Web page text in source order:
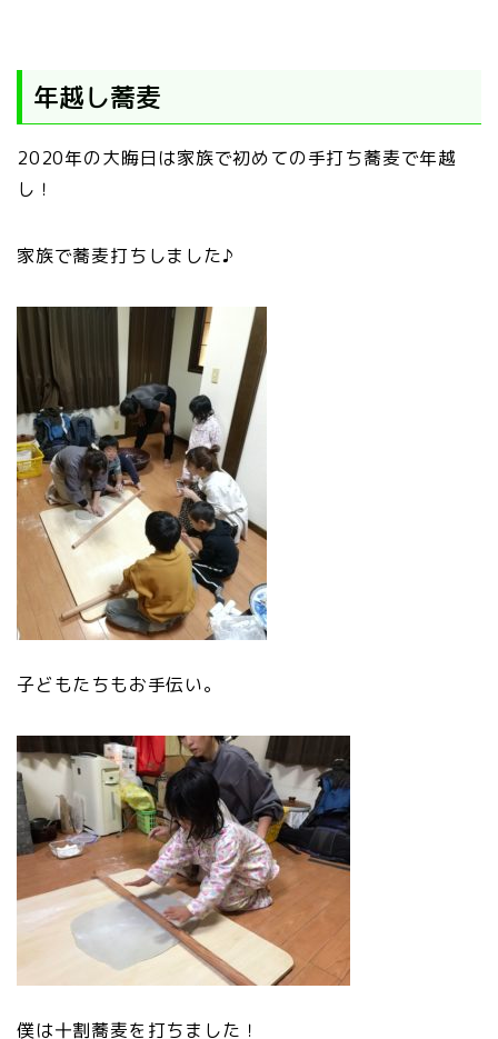
年越し蕎麦
2020年の大晦日は家族で初めての手打ち蕎麦で年越
し！
家族で蕎麦打ちしました♪
子どもたちもお手伝い。
僕は十割蕎麦を打ちました！